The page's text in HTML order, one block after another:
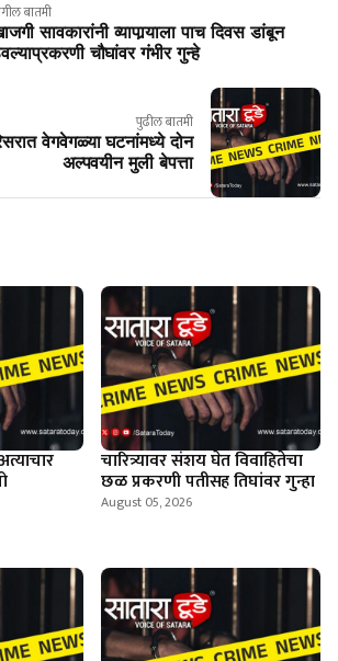
बातमी
सावकारांनी व्यापार्‍याला पाच दिवस डांबून
चौघांवर गंभीर गुन्हे
पुढील बातमी
वेगवेगळ्या घटनांमध्ये दोन
अल्पवयीन मुली बेपत्ता
चारित्र्यावर संशय घेत विवाहितेचा
छळ प्रकरणी पतीसह तिघांवर गुन्हा
August 05, 2026